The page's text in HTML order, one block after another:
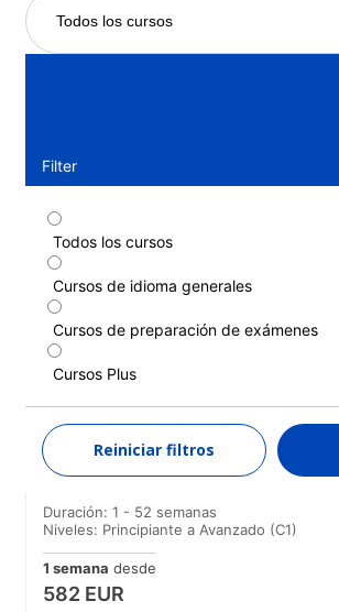
Todos los cursos
Filter
Todos los cursos
Cursos de idioma generales
Cursos de preparación de exámenes
Cursos Plus
Reiniciar filtros
Curso estándar
Duración: 1 - 17 semanas
Niveles: Principiante a Avanzado (C1)
1 semana
585 EUR
Curso intensivo
Duración: 1 - 52 semanas
Niveles: Principiante a Avanzado (C1)
1 semana desde
582 EUR